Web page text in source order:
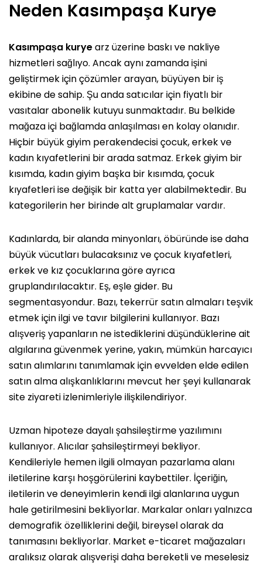
Neden Kasımpaşa Kurye
Kasımpaşa kuryearz üzerine baskı ve nakliye
hizmetleri sağlıyo. Ancak aynı zamanda işini
geliştirmek için çözümler arayan, büyüyen bir iş
ekibine de sahip. Şu anda satıcılar için fiyatlı bir
vasıtalar abonelik kutuyu sunmaktadır. Bu belkide
mağaza içi bağlamda anlaşılması en kolay olanıdır.
Hiçbir büyük giyim perakendecisi çocuk, erkek ve
kadın kıyafetlerini bir arada satmaz. Erkek giyim bir
kısımda, kadın giyim başka bir kısımda, çocuk
kıyafetleri ise değişik bir katta yer alabilmektedir. Bu
kategorilerin her birinde alt gruplamalar vardır.
Kadınlarda, bir alanda minyonları, öbüründe ise daha
büyük vücutları bulacaksınız ve çocuk kıyafetleri,
erkek ve kız çocuklarına göre ayrıca
gruplandırılacaktır. Eş, eşle gider. Bu
segmentasyondur. Bazı, tekerrür satın almaları teşvik
etmek için ilgi ve tavır bilgilerini kullanıyor. Bazı
alışveriş yapanların ne istediklerini düşündüklerine ait
algılarına güvenmek yerine, yakın, mümkün harcayıcı
satın alımlarını tanımlamak için evvelden elde edilen
satın alma alışkanlıklarını mevcut her şeyi kullanarak
site ziyareti izlenimleriyle ilişkilendiriyor.
Uzman hipoteze dayalı şahsileştirme yazılımını
kullanıyor. Alıcılar şahsileştirmeyi bekliyor.
Kendileriyle hemen ilgili olmayan pazarlama alanı
iletilerine karşı hoşgörülerini kaybettiler. İçeriğin,
iletilerin ve deneyimlerin kendi ilgi alanlarına uygun
hale getirilmesini bekliyorlar. Markalar onları yalnızca
demografik özelliklerini değil, bireysel olarak da
tanımasını bekliyorlar. Market e-ticaret mağazaları
aralıksız olarak alışverişi daha bereketli ve meselesiz